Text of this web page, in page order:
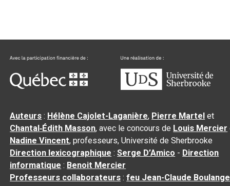
Auteurs : Hélène Cajolet-Laganière, Pierre Martel et
Chantal‑Édith Masson, avec le concours de Louis Mercier
Nadine Vincent, professeurs, Université de Sherbrooke
Direction lexicographique :Serge D’Amico - Direction
informatique : Benoit Mercier
Professeurs collaborateurs :feu Jean-Claude